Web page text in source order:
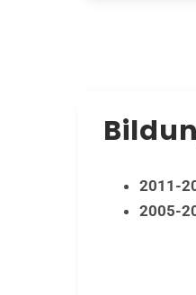
2011-
2005-